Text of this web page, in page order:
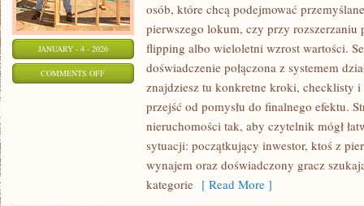
JANUARY - 4 - 2026
COMMENTS OFFON
MIKROKAWALERKI
osób, które chcą podejmować
pierwszego lokum, czy przy rozszerzaniu
flipping albo wieloletni wzrost wartości.
doświadczenie połączona z systemem
znajdziesz tu konkretne kroki, checklisty i
przejść od pomysłu do finalnego efektu.
nieruchomości tak, aby czytelnik mógł
sytuacji: początkujący inwestor, ktoś z
wynajem oraz doświadczony gracz
kategorie [ Read More ]